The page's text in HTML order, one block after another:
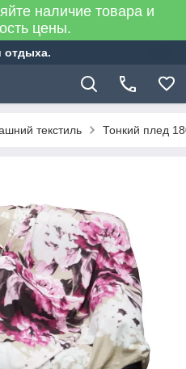
наличие товара и
цены.
отдыха.
текстиль Тонкий плед